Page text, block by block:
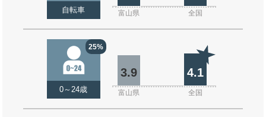
自転車 富山県 全国
25%
0～24歳
3.9 4.1
富山県 全国